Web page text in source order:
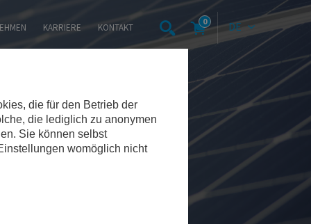
die für den Betrieb der
die lediglich zu anonymen
Sie können selbst
womöglich nicht
KARRIERE KONTAKT
0 DE